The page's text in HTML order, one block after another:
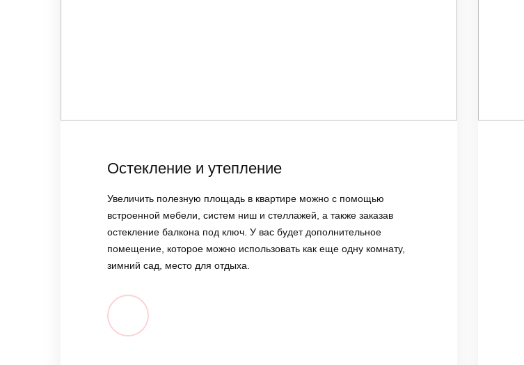
Остекление и утепление
Увеличить полезную площадь в квартире можно с помощью
встроенной мебели, систем ниш и стеллажей, а также заказав
остекление балкона под ключ. У вас будет дополнительное
помещение, которое можно использовать как еще одну комнату,
зимний сад, место для отдыха.